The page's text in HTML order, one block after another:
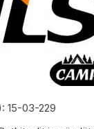
15-03-229